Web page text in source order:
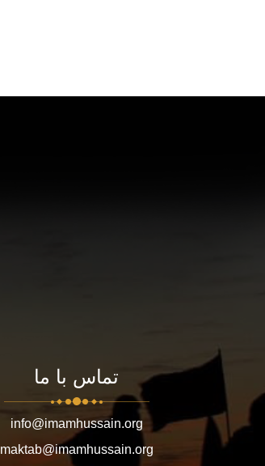
تماس با ما
info@imamhussain.org
maktab@imamhussain.org